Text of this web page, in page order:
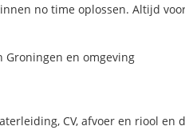
no time oplossen. Altijd
Groningen en omgeving
CV, afvoer en riool en